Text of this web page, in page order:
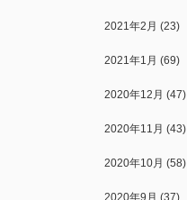
2021年2月 (23)
2021年1月 (69)
2020年12月 (47)
2020年11月 (43)
2020年10月 (58)
2020年9月 (37)